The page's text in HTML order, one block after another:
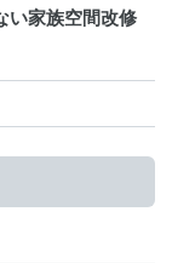
い家族空間改修